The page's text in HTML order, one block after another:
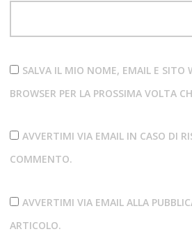
SALVA IL MIO NOME, EMAIL E SITO
BROWSER PER LA PROSSIMA VOLTA
AVVERTIMI VIA EMAIL IN CASO DI
COMMENTO.
AVVERTIMI VIA EMAIL ALLA
ARTICOLO.